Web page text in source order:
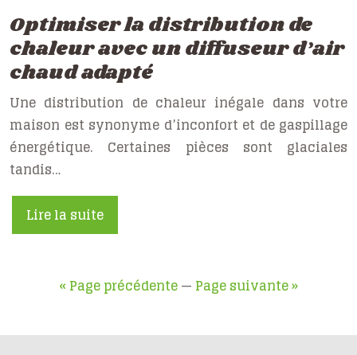
Optimiser la distribution de
chaleur avec un diffuseur d’air
chaud adapté
Une distribution de chaleur inégale dans votre
maison est synonyme d’inconfort et de gaspillage
énergétique. Certaines pièces sont glaciales
tandis…
Lire la suite
« Page précédente— Page suivante »